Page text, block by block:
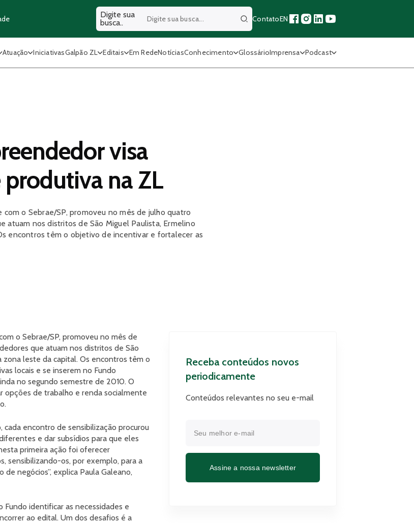
Digite sua
busca..
BuscarContatoEN
Atuação IniciativasGalpão ZL Editais Em RedeNotíciasConhecimento GlossárioImprensa Podcast
visa
na ZL
o Sebrae/SP, promoveu no mês de julho quatro
atuam nos distritos de São Miguel Paulista, Ermelino
encontros têm o objetivo de incentivar e fortalecer as
o Sebrae/SP, promoveu no mês de
que atuam nos distritos de São
zona leste da capital. Os encontros têm o
locais e se inserem no Fundo
no segundo semestre de 2010. O
opções de trabalho e renda socialmente
encontro de sensibilização procurou
e dar subsídios para que eles
primeira ação foi oferecer
sensibilizando-os, por exemplo, para a
negócios”, explica Paula Galeano,
identificar as necessidades e
ao edital. Um dos desafios é a
Receba conteúdos novos
periodicamente
Conteúdos relevantes no seu e-mail
Assine a nossa newsletter